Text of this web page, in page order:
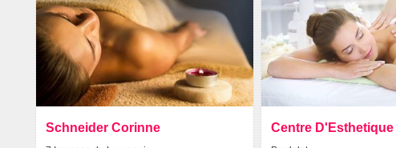
Schneider Corinne Centre D'Esthetique